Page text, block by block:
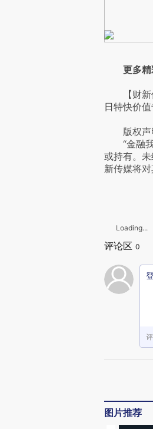
更多
【财新传
日特快价值
版权声
“金融我
或持有。
新传媒将
Loading...
评论区 0
图片推荐